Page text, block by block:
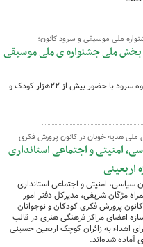
ملی موسیقی و سرود کانون؛
به بخش ملی جشنواره ی ملی موسیقی
رقابت هزار و ۴۹۵ گروه سرود با حضور بیش از ۲۲هزار کودک و
ملی هدیه خوبان در کانون پرورش فکری
امنیتی و اجتماعی استانداری
امنیتی و اجتماعی استانداری
مژگان شریفی، مدیرکل دفتر امور
پرورش فکری کودکان و نوجوانان
آماده‌سازی و بسته‌بندی ۱۵۰۰ دست‌سازه اعضای مراکز فرهنگی هنری در قالب
اهداء به زائران کوچک اربعین حسینی
شده‌اند.